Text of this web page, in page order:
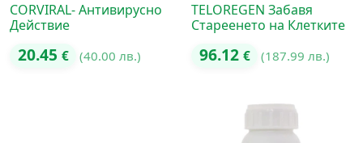
CORVIRAL- Антивирусно
Действие
20.45 € (40.00 лв.)
TELOREGEN Забавя
Стареенето на Клетките
96.12 € (187.99 лв.)